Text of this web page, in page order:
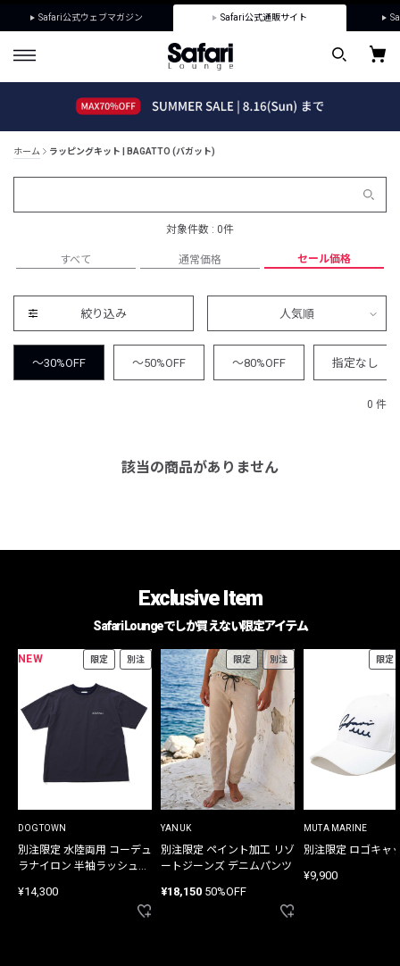
Safari公式ウェブマガジン Safari公式通販サイト
ホーム ラッピングキット | BAGATTO (バガット)
対象件数 : 0件
すべて 通常価格 セール価格
絞り込み 人気順
～30%OFF ～50%OFF ～80%OFF 指定なし
0 件
該当の商品がありません
Exclusive Item
Safari Loungeでしか買えない限定アイテム
NEW 限定 別注
DOGTOWN
別注限定 水陸両用 コーデュ
ラナイロン 半袖ラッシュガ
¥14,300
限定 別注
YANUK
別注限定 ペイント加工 リゾ
ートジーンズ デニムパンツ
¥18,150 50%OFF
限定
MUTA MARINE
別注限定 ロゴキャ
¥9,900